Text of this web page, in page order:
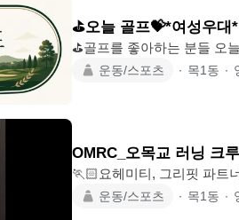
해드립니다~! 🎊 10개구단 모두와~드
77~99년생 🍁 자소서 가입
⛳️오늘 골프💝*여성우대*
⛳️골프를 좋아하는 분들 오
을❤️ 더 소중히 생각하는 모
운동/스포츠 ∙ 목1동 ∙
OMRC_오목교 러닝 크루
🏃🏻요헤미티, 그리핏 파트
하며 함께 성장하는
운동/스포츠 ∙ 목1동 ∙